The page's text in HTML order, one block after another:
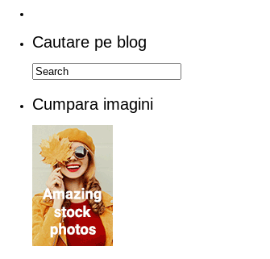
Cautare pe blog
Cumpara imagini